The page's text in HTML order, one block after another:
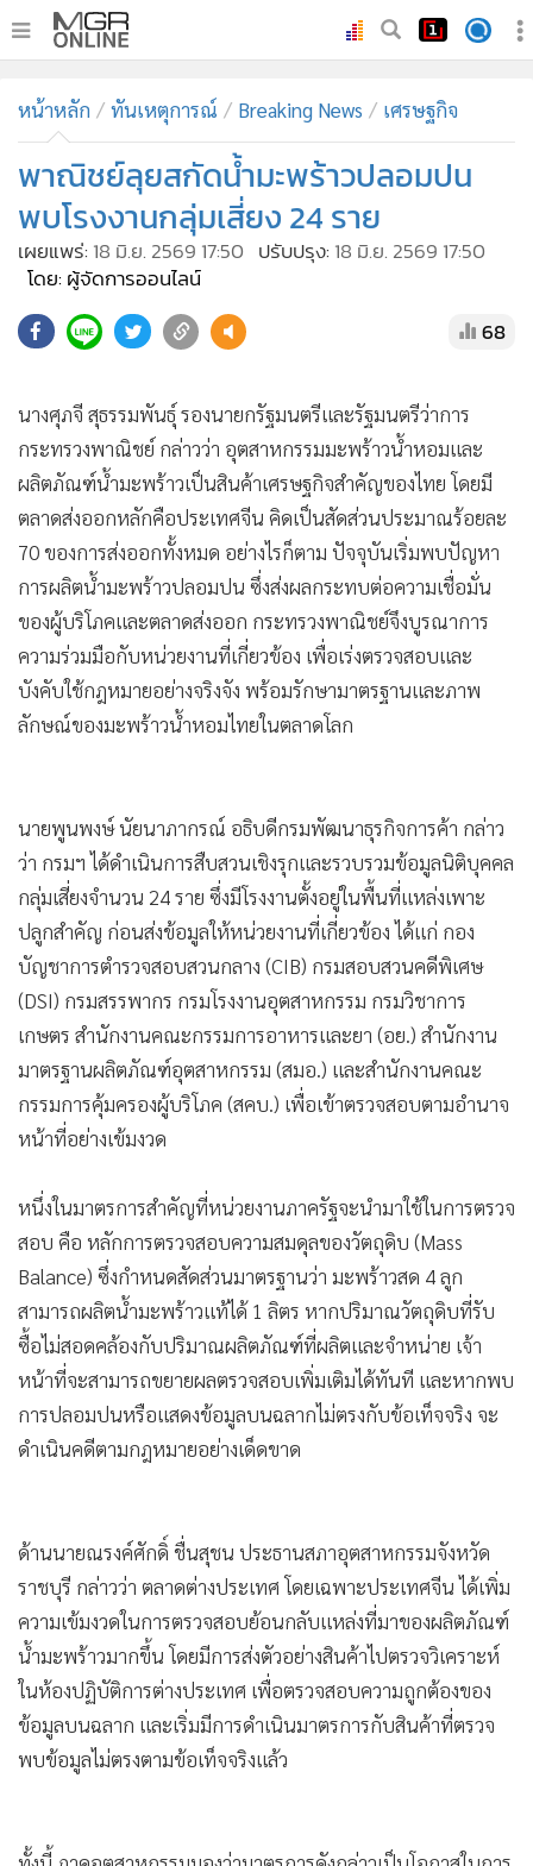
ทันเหตุการณ์
• ภาคใต้
ภูมิภาค
Online Section
บันเทิง
• ผู้จัดการรายวัน
• คอลัมนิสต์
• CbizReview
• Cyber BIZ
• ผู้จัดกวน
• Good health & Well-being
Green Innovation & SD
Management & HR
MGR Live
• Infographic
• การเมือง
• ต่างประเทศ
• Special Scoop
• เศรษฐกิจ-ธุรกิจ
• จีน
• ชุมชน-คุณภาพชีวิต
• อาชญากรรม
• Motoring
• เกม
วิทยาศาสตร์
หุ้น
• อินโดจีน
• กองทุนรวม
• Celeb Online
• Factcheck
• ญี่ปุ่น
• News1
• Gotomanager
หน้าหลัก ทันเหตุการณ์ Breaking News เศรษฐกิจ
พาณิชย์ลุยสกัดน้ำมะพร้าวปลอมปน
พบโรงงานกลุ่มเสี่ยง 24 ราย
เผยแพร่: 18 มิ.ย. 2569 17:50 ปรับปรุง: 18 มิ.ย. 2569 17:50
โดย: ผู้จัดการออนไลน์
68
กระทรวงพาณิชย์ กล่าวว่า อุตสาหกรรมมะพร้าวน้ำหอมและ
ผลิตภัณฑ์น้ำมะพร้าวเป็นสินค้าเศรษฐกิจสำคัญของไทย โดยมี
ตลาดส่งออกหลักคือประเทศจีน คิดเป็นสัดส่วนประมาณร้อยละ
70 ของการส่งออกทั้งหมด อย่างไรก็ตาม ปัจจุบันเริ่มพบปัญหา
การผลิตน้ำมะพร้าวปลอมปน ซึ่งส่งผลกระทบต่อความเชื่อมั่น
ของผู้บริโภคและตลาดส่งออก กระทรวงพาณิชย์จึงบูรณาการ
ความร่วมมือกับหน่วยงานที่เกี่ยวข้อง เพื่อเร่งตรวจสอบและ
บังคับใช้กฎหมายอย่างจริงจัง พร้อมรักษามาตรฐานและภาพ
ลักษณ์ของมะพร้าวน้ำหอมไทยในตลาดโลก
กลุ่มเสี่ยงจำนวน 24 ราย ซึ่งมีโรงงานตั้งอยู่ในพื้นที่แหล่งเพาะ
ปลูกสำคัญ ก่อนส่งข้อมูลให้หน่วยงานที่เกี่ยวข้อง ได้แก่ กอง
บัญชาการตำรวจสอบสวนกลาง (CIB) กรมสอบสวนคดีพิเศษ
(DSI) กรมสรรพากร กรมโรงงานอุตสาหกรรม กรมวิชาการ
เกษตร สำนักงานคณะกรรมการอาหารและยา (อย.) สำนักงาน
มาตรฐานผลิตภัณฑ์อุตสาหกรรม (สมอ.) และสำนักงานคณะ
กรรมการคุ้มครองผู้บริโภค (สคบ.) เพื่อเข้าตรวจสอบตามอำนาจ
หน้าที่อย่างเข้มงวด
หนึ่งในมาตรการสำคัญที่หน่วยงานภาครัฐจะนำมาใช้ในการตรวจ
Balance) ซึ่งกำหนดสัดส่วนมาตรฐานว่า มะพร้าวสด 4 ลูก
สามารถผลิตน้ำมะพร้าวแท้ได้ 1 ลิตร หากปริมาณวัตถุดิบที่รับ
ซื้อไม่สอดคล้องกับปริมาณผลิตภัณฑ์ที่ผลิตและจำหน่าย เจ้า
หน้าที่จะสามารถขยายผลตรวจสอบเพิ่มเติมได้ทันที และหากพบ
การปลอมปนหรือแสดงข้อมูลบนฉลากไม่ตรงกับข้อเท็จจริง จะ
ดำเนินคดีตามกฎหมายอย่างเด็ดขาด